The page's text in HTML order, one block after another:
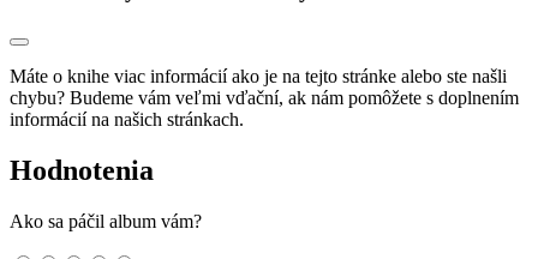
Máte o knihe viac informácií ako je na tejto stránke alebo ste našli
chybu? Budeme vám veľmi vďační, ak nám pomôžete s doplnením
informácií na našich stránkach.
Hodnotenia
Ako sa páčil album vám?